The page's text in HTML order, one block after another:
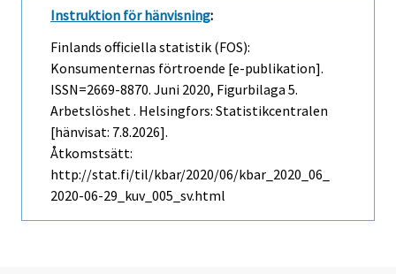
Instruktion för hänvisning:
Finlands officiella statistik (FOS):
Konsumenternas förtroende [e-publikation].
ISSN=2669-8870. Juni 2020, Figurbilaga 5.
Arbetslöshet . Helsingfors: Statistikcentralen
[hänvisat: 7.8.2026].
Åtkomstsätt:
http://stat.fi/til/kbar/2020/06/kbar_2020_06_
2020-06-29_kuv_005_sv.html